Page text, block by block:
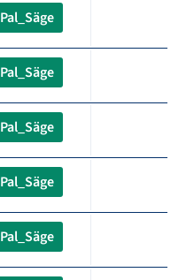
Pal_Säge
Pal_Säge
Pal_Säge
Pal_Säge
Pal_Säge